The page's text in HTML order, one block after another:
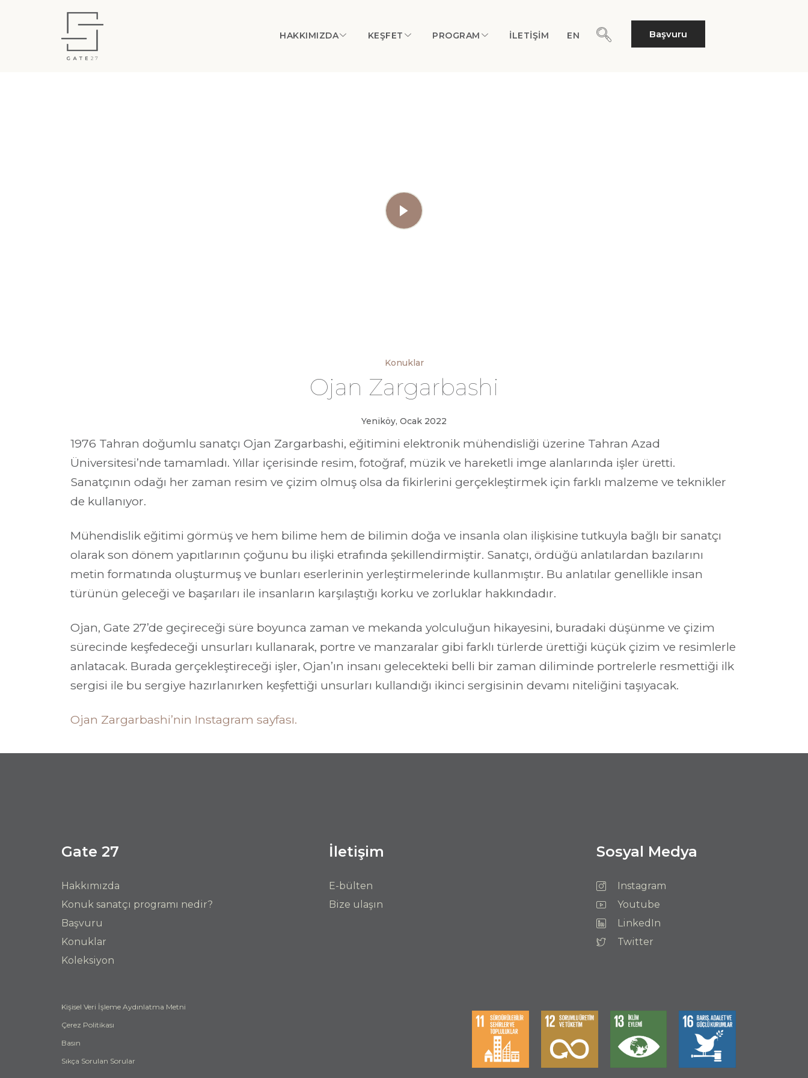
HAKKIMIZDA KEŞFET PROGRAM İLETIŞIM EN Başvuru
Konuklar
Ojan Zargarbashi
Yeniköy, Ocak 2022
1976 Tahran doğumlu sanatçı Ojan Zargarbashi, eğitimini elektronik mühendisliği üzerine Tahran Azad
Üniversitesi’nde tamamladı. Yıllar içerisinde resim, fotoğraf, müzik ve hareketli imge alanlarında işler üretti.
Sanatçının odağı her zaman resim ve çizim olmuş olsa da fikirlerini gerçekleştirmek için farklı malzeme ve teknikler
de kullanıyor.
Mühendislik eğitimi görmüş ve hem bilime hem de bilimin doğa ve insanla olan ilişkisine tutkuyla bağlı bir sanatçı
olarak son dönem yapıtlarının çoğunu bu ilişki etrafında şekillendirmiştir. Sanatçı, ördüğü anlatılardan bazılarını
metin formatında oluşturmuş ve bunları eserlerinin yerleştirmelerinde kullanmıştır. Bu anlatılar genellikle insan
türünün geleceği ve başarıları ile insanların karşılaştığı korku ve zorluklar hakkındadır.
Ojan, Gate 27’de geçireceği süre boyunca zaman ve mekanda yolculuğun hikayesini, buradaki düşünme ve çizim
sürecinde keşfedeceği unsurları kullanarak, portre ve manzaralar gibi farklı türlerde ürettiği küçük çizim ve resimlerle
anlatacak. Burada gerçekleştireceği işler, Ojan’ın insanı gelecekteki belli bir zaman diliminde portrelerle resmettiği ilk
sergisi ile bu sergiye hazırlanırken keşfettiği unsurları kullandığı ikinci sergisinin devamı niteliğini taşıyacak.
Ojan Zargarbashi’nin Instagram sayfası.
Gate 27
Hakkımızda
Konuk sanatçı programı nedir?
Başvuru
Konuklar
Koleksiyon
İletişim
E-bülten
Bize ulaşın
Sosyal Medya
Instagram
Youtube
LinkedIn
Twitter
Kişisel Veri İşleme Aydınlatma Metni
Çerez Politikası
Basın
Sıkça Sorulan Sorular